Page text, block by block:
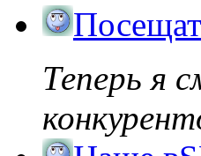
Теперь я